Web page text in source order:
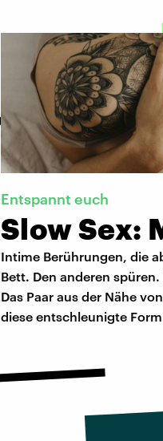
Entspannt euch
Slow Sex:
Intime Berührungen, die
Bett. Den anderen
Das Paar aus der Nähe
diese entschleunigte